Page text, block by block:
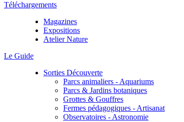
Téléchargements
Magazines
Expositions
Atelier Nature
Le Guide
Sorties Découverte
Parcs animaliers - Aquariums
Parcs & Jardins botaniques
Grottes & Gouffres
Fermes pédagogiques - Artisanat
Observatoires - Astronomie